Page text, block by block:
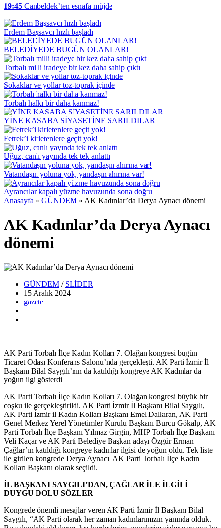
19:45 Canbeldek’ten esnafa müjde
Erdem Başsavcı hızlı başladı
BELEDİYEDE BUGÜN OLANLAR!
Torbalı milli iradeye bir kez daha sahip çıktı
Sokaklar ve yollar toz-toprak içinde
Torbalı halkı bir daha kanmaz!
YİNE KASABA SİYASETİNE SARILDILAR
Fetrek’i kirletenlere geçit yok!
Uğuz, canlı yayında tek tek anlattı
Vatandaşın yoluna yok, yandaşın ahırına var!
Ayrancılar kapalı yüzme havuzunda sona doğru
Anasayfa » GÜNDEM » AK Kadınlar’da Derya Aynacı dönemi
AK Kadınlar’da Derya Aynacı
dönemi
GÜNDEM / SLİDER
15 Aralık 2024
gazete
AK Parti Torbalı İlçe Kadın Kolları 7. Olağan kongresi bugün
Ticaret Odası Konferans Salonu’nda gerçekleşti. AK Parti İzmir İl
Başkanı Bilal Saygılı’nın da katıldığı kongreye AK Kadınlar da
yoğun ilgi gösterdi
AK Parti Torbalı İlçe Kadın Kolları 7. Olağan kongresi büyük bir
coşku ile gerçekleştirildi. AK Parti İzmir İl Başkanı Bilal Saygılı,
AK Parti İzmir il Kadın Kolları Başkanı Emel Dalkıran, AK Parti
Genel Merkez Yerel Yönetimler Kurulu Başkanı Burcu Gökalp, AK
Parti Torbalı İlçe Başkanı Yılmaz Girgin, MHP Torbalı İlçe Başkanı
Veli Kaçar ve AK Parti Belediye Başkan adayı Özgür Erman
Çağlar’ın katıldığı kongreye kadınlar ilgisi de yoğun oldu. Tek liste
ile girilen kongrede Derya Aynacı, AK Parti Torbalı İlçe Kadın
Kolları Başkanı olarak seçildi.
İL BAŞKANI SAYGILI’DAN, ÇAĞLAR İLE İLGİLİ
DUYGU DOLU SÖZLER
Kongrede önemli mesajlar veren AK Parti İzmir İl Başkanı Bilal
Saygılı, “AK Parti olarak her zaman kadınlarımızın yanında olduk.